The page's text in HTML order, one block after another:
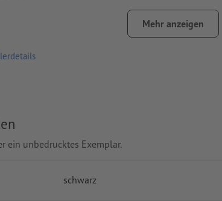
Mehr anzeigen
ein unbedrucktes Exemplar.
schwarz